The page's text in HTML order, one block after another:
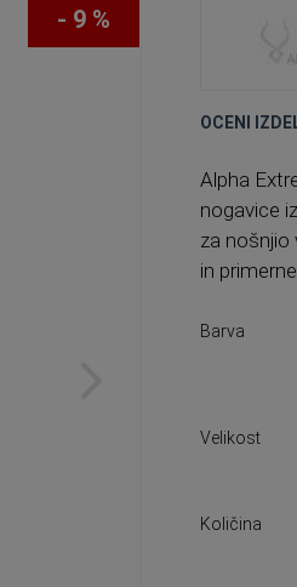
- 9 %
OCENI
Alpha
nogavice
za nošnjio
in
Barva
Velikost
Količina